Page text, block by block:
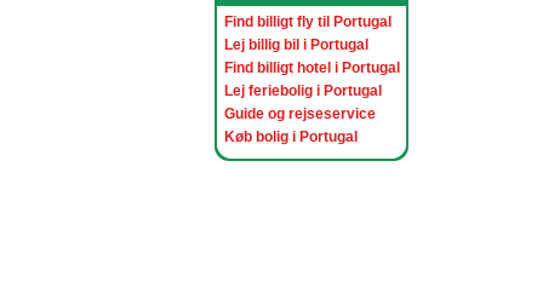
Find billigt fly til Portugal
Lej billig bil i Portugal
Find billigt hotel i Portugal
Lej feriebolig i Portugal
Guide og rejseservice
Køb bolig i Portugal